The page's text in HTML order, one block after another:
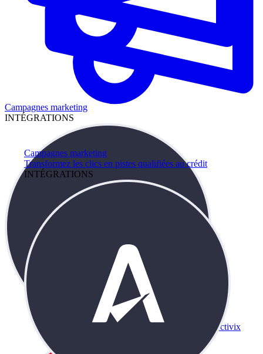
Campagnes marketing
Transformez les clics en pistes qualifiées au crédit
INTÉGRATIONS
Campagnes marketing
INTÉGRATIONS
Activix